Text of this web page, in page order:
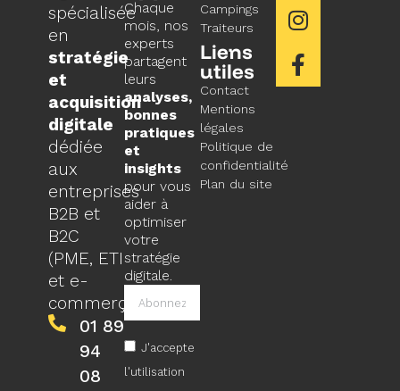
spécialisée
en
stratégie
et
acquisition
digitale
dédiée
aux
entreprises
B2B et
B2C
(PME, ETI
et e-
commerçants).
01 89
94
08
Chaque
mois, nos
experts
partagent
leurs
analyses,
bonnes
pratiques
et
insights
pour vous
aider à
optimiser
votre
stratégie
digitale.
J'accepte
l'utilisation
Campings
Traiteurs
Liens
utiles
Contact
Mentions
légales
Politique de
confidentialité
Plan du site